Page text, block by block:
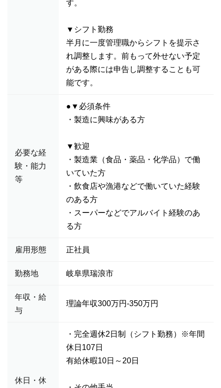
す。
▼シフト勤務
半月に一度管理職からシフトを提示さ
れ調整します。前もって外せない予定
がある際には申告し調整することも可
能です。
必要な経
験・能力
等
●▼必須条件
・製造に興味がある方
▼歓迎
・製造業（食品・薬品・化学品）で働
いていた方
・飲食店や漁港などで働いていた経験
のある方
・スーパーなどでアルバイト経験のあ
る方
雇用形態 正社員
勤務地 岐阜県瑞浪市
年収・給
与
理論年収300万円-350万円
休日・休
・完全週休2日制（シフト勤務）※年間
休日107日
有給休暇10日～20日